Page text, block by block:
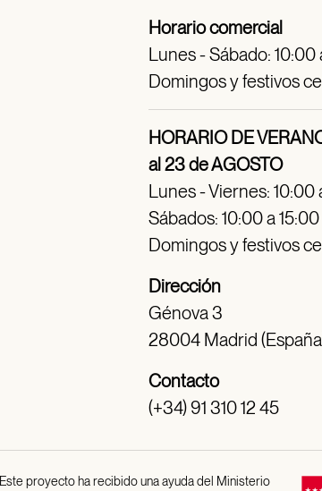
Horario comercial
Lunes - Sábado:
Domingos y festivos
HORARIO DE
al 23 de AGOSTO
Lunes - Viernes: 10:00
Sábados: 10:00 a
Domingos y festivos
Dirección
Génova 3
28004 Madrid
Contacto
(+34) 91 310 12 45
Este proyecto ha recibido una ayuda del Ministerio